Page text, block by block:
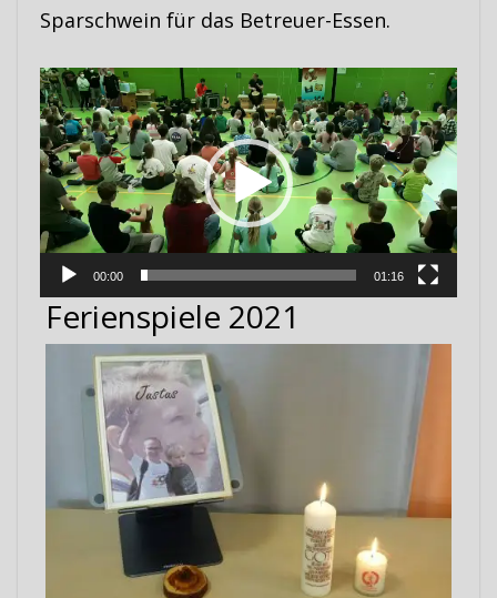
Sparschwein für das Betreuer-Essen.
Video-
Player
00:00 01:16
Ferienspiele 2021